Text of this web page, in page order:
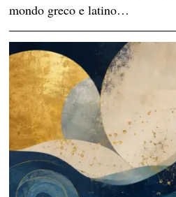
mondo greco e latino…